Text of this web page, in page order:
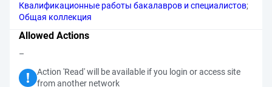
Квалификационные работы бакалавров и специалистов;
Общая коллекция
Allowed Actions
–
Action 'Read' will be available if you login or access site
from another network